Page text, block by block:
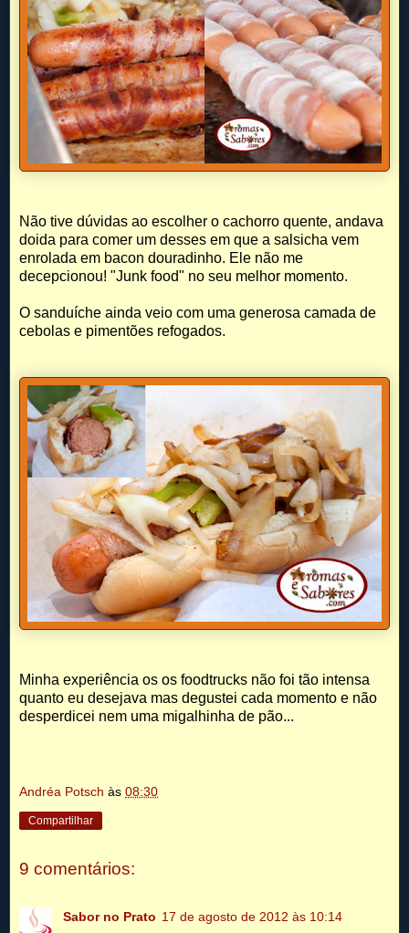
Não tive dúvidas ao escolher o cachorro quente, andava
doida para comer um desses em que a salsicha vem
enrolada em bacon douradinho. Ele não me
decepcionou! "Junk food" no seu melhor momento.
O sanduíche ainda veio com uma generosa camada de
cebolas e pimentões refogados.
Minha experiência os os foodtrucks não foi tão intensa
quanto eu desejava mas degustei cada momento e não
desperdicei nem uma migalhinha de pão...
Andréa Potsch às 08:30
Compartilhar
9 comentários:
Sabor no Prato 17 de agosto de 2012 às 10:14